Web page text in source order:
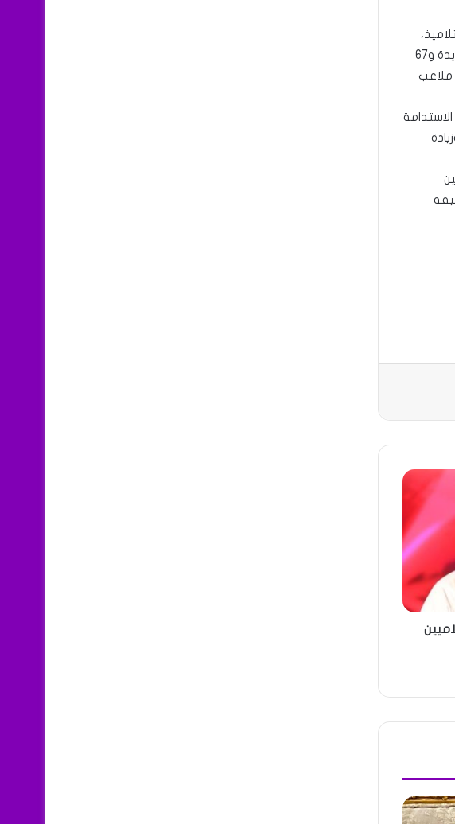
وإنشاء مرافق صحية متخصصة، وتوسعة شبكات المياه والكهرباء والصرف الصحي، وبناء خمسة جسور جديدة و67
ملاعب
التي تستهدف ترسيخ الاستدامة
وزيادة